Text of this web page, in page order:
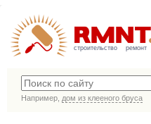
строительство ремонт
Например, дом из клееного бруса